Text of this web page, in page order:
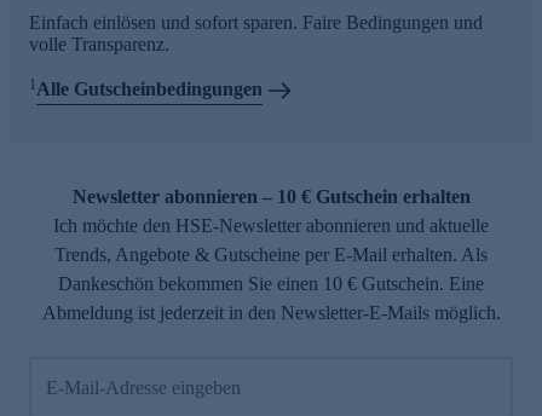
Einfach einlösen und sofort sparen. Faire Bedingungen und
volle Transparenz.
1Alle Gutscheinbedingungen
Newsletter abonnieren – 10 € Gutschein erhalten
Ich möchte den HSE-Newsletter abonnieren und aktuelle
Trends, Angebote & Gutscheine per E-Mail erhalten. Als
Dankeschön bekommen Sie einen 10 € Gutschein. Eine
Abmeldung ist jederzeit in den Newsletter-E-Mails möglich.
E-Mail-Adresse eingeben